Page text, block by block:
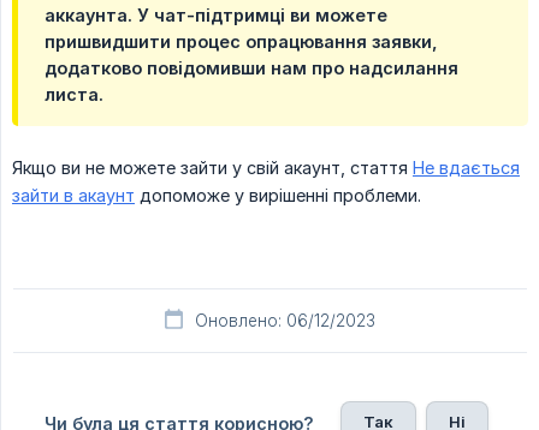
аккаунта. У чат-підтримці ви можете
пришвидшити процес опрацювання заявки,
додатково повідомивши нам про надсилання
листа.
Якщо ви не можете зайти у свій акаунт, стаття Не вдається
зайти в акаунт допоможе у вирішенні проблеми.
Оновлено: 06/12/2023
Чи була ця стаття корисною? Так Ні